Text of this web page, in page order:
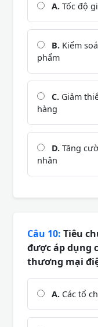
A. Tốc độ
B. Kiểm
phẩm
C. Giảm
hàng
D. Tăng
nhân
Câu 10: Tiêu
được áp dụng
thương mại
A. Các tổ